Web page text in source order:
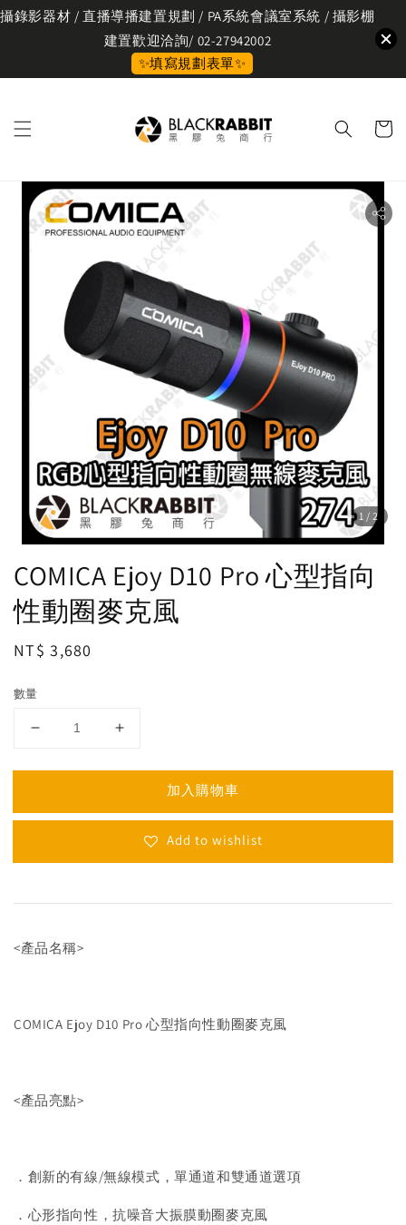
攝錄影器材 / 直播導播建置規劃 / PA系統會議室系統 / 攝影棚
建置歡迎洽詢/ 02-27942002
✨填寫規劃表單✨
1 /2
COMICA Ejoy D10 Pro 心型指向
性動圈麥克風
Regular
NT$ 3,680
數量
加入購物車
Add to wishlist
<產品名稱>
COMICA Ejoy D10 Pro 心型指向性動圈麥克風
<產品亮點>
．創新的有線/無線模式，單通道和雙通道選項
．心形指向性，抗噪音大振膜動圈麥克風